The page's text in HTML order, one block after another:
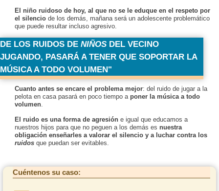
El niño ruidoso de hoy, al que no se le eduque en el respeto por
el silencio de los demás, mañana será un adolescente problemático
que puede resultar incluso agresivo.
DE LOS RUIDOS DE NIÑOSDEL VECINO
JUGANDO, PASARÁ A TENER QUE SOPORTAR LA
MÚSICA A TODO VOLUMEN
Cuanto antes se encare el problema mejor: del ruido de jugar a la
pelota en casa pasará en poco tiempo a poner la música a todo
volumen.
El ruido es una forma de agresión e igual que educamos a
nuestros hijos para que no peguen a los demás es nuestra
obligación enseñarles a valorar el silencio y a luchar contra los
ruidos que puedan ser evitables.
Cuéntenos su caso: